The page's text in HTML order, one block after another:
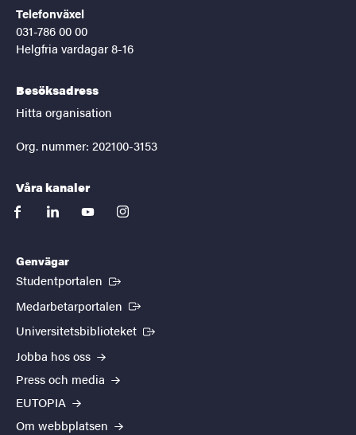
Telefonväxel
031-786 00 00
Helgfria vardagar 8-16
Besöksadress
Hitta organisation
Org. nummer: 202100-3153
Våra kanaler
facebooklinkedinyoutubeinstagram
Genvägar
Studentportalen (Extern länk)
Medarbetarportalen (Extern länk)
Universitetsbiblioteket (Extern länk)
Jobba hos oss
Press och media
EUTOPIA
Om webbplatsen